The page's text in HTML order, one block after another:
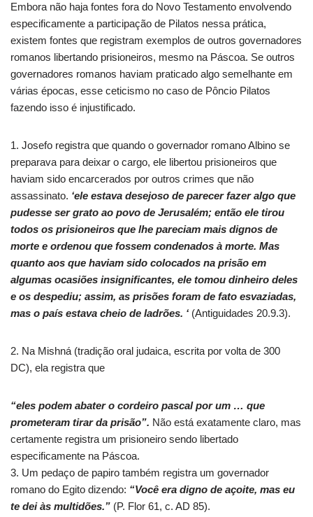
Embora não haja fontes fora do Novo Testamento envolvendo
especificamente a participação de Pilatos nessa prática,
existem fontes que registram exemplos de outros governadores
romanos libertando prisioneiros, mesmo na Páscoa. Se outros
governadores romanos haviam praticado algo semelhante em
várias épocas, esse ceticismo no caso de Pôncio Pilatos
fazendo isso é injustificado.
1. Josefo registra que quando o governador romano Albino se
preparava para deixar o cargo, ele libertou prisioneiros que
haviam sido encarcerados por outros crimes que não
assassinato. ‘ele estava desejoso de parecer fazer algo que
pudesse ser grato ao povo de Jerusalém; então ele tirou
todos os prisioneiros que lhe pareciam mais dignos de
morte e ordenou que fossem condenados à morte. Mas
quanto aos que haviam sido colocados na prisão em
algumas ocasiões insignificantes, ele tomou dinheiro deles
e os despediu; assim, as prisões foram de fato esvaziadas,
mas o país estava cheio de ladrões. ‘ (Antiguidades 20.9.3).
2. Na Mishná (tradição oral judaica, escrita por volta de 300
DC), ela registra que
“eles podem abater o cordeiro pascal por um … que
prometeram tirar da prisão”. Não está exatamente claro, mas
certamente registra um prisioneiro sendo libertado
especificamente na Páscoa.
3. Um pedaço de papiro também registra um governador
romano do Egito dizendo: “Você era digno de açoite, mas eu
te dei às multidões.” (P. Flor 61, c. AD 85).